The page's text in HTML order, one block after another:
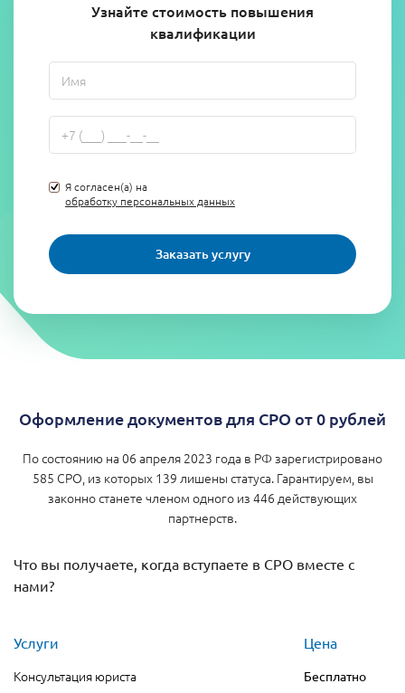
Узнайте стоимость повышения
квалификации
Я согласен(а) на
обработку персональных данных
Заказать услугу
Оформление документов для СРО от 0 рублей
По состоянию на 06 апреля 2023 года в РФ зарегистрировано
585 СРО, из которых 139 лишены статуса. Гарантируем, вы
законно станете членом одного из 446 действующих
партнерств.
Что вы получаете, когда вступаете в СРО вместе с
нами?
Услуги
Цена
Консультация юриста
Бесплатно